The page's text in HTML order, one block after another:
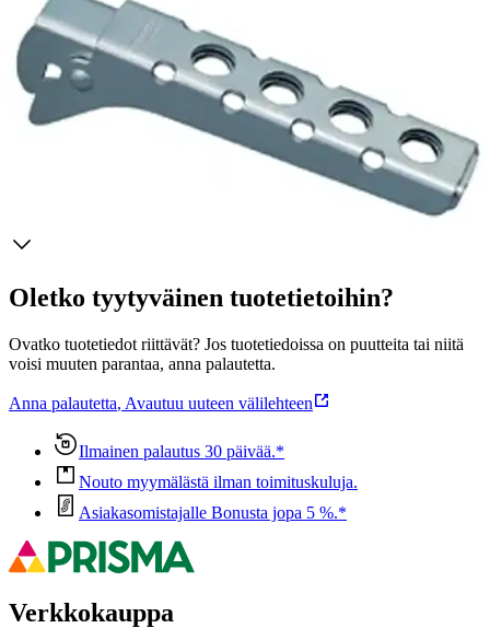
Tuotekuvaus
Pihtikahva, joka sopii kaikkiin Trangian astioihin.
Oletko tyytyväinen tuotetietoihin?
Ovatko tuotetiedot riittävät? Jos tuotetiedoissa on puutteita tai niitä
voisi muuten parantaa, anna palautetta.
Anna palautetta, Avautuu uuteen välilehteen
Ilmainen palautus 30 päivää.*
Nouto myymälästä ilman toimituskuluja.
Asiakasomistajalle Bonusta jopa 5 %.*
Verkkokauppa